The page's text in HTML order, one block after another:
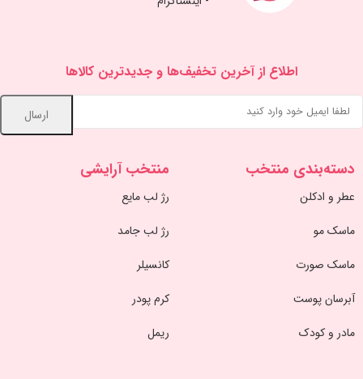
اطلاع از آخرین تخفیف‌ها و جدیدترین کالاها
دسته‌بندی منتخب
عطر و ادکلن
ماسک مو
ماسک صورت
آبرسان پوست
مادر و کودک
منتخب آرایشی
رژ لب مایع
رژ لب جامد
کانسیلر
کرم پودر
ریمل